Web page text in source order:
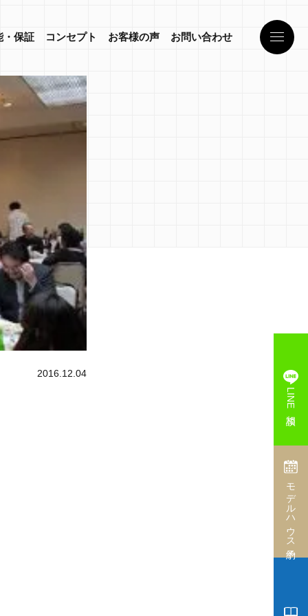
・保証 コンセプト お客様の声 お問い合わせ
2016.12.04
LINE相談
モデルハウス予約